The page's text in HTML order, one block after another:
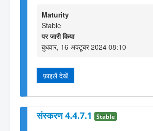
Maturity
Stable
पर जारी किया
बुधवार, 16 अक्टूबर 2024 08:10
फ़ाइलें देखें
संस्करण 4.4.7.1 Stable